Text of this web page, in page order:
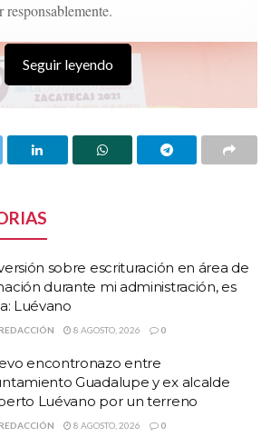
responsablemente.
escrituración en área de
Seguir leyendo
sobre escrituración en área de
durante mi administración, es
Luévano
REDACCIÓN 8 AGOSTO, 2026 0
encontronazo entre
Guadalupe y ex alcalde
Luévano por un terreno
REDACCIÓN 8 AGOSTO, 2026 0